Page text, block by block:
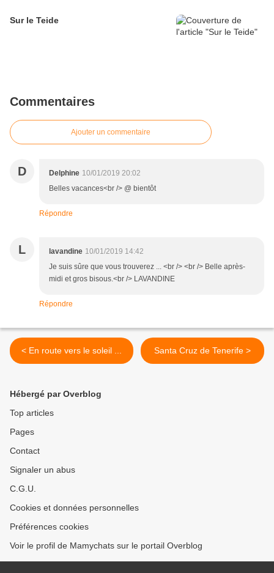
Sur le Teide
Commentaires
Ajouter un commentaire
D Delphine 10/01/2019 20:02
Belles vacances<br /> @ bientôt
Répondre
L lavandine 10/01/2019 14:42
Je suis sûre que vous trouverez ... <br /> <br /> Belle après-
midi et gros bisous.<br /> LAVANDINE
Répondre
< En route vers le soleil ... Santa Cruz de Tenerife >
Hébergé par Overblog
Top articles
Pages
Contact
Signaler un abus
C.G.U.
Cookies et données personnelles
Préférences cookies
Voir le profil de Mamychats sur le portail Overblog